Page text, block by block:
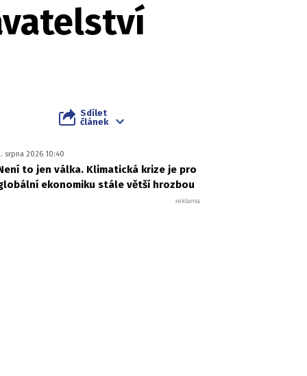
Sdílet
článek
srpna 2026 10:40
to jen válka. Klimatická krize je pro
ekonomiku stále větší hrozbou